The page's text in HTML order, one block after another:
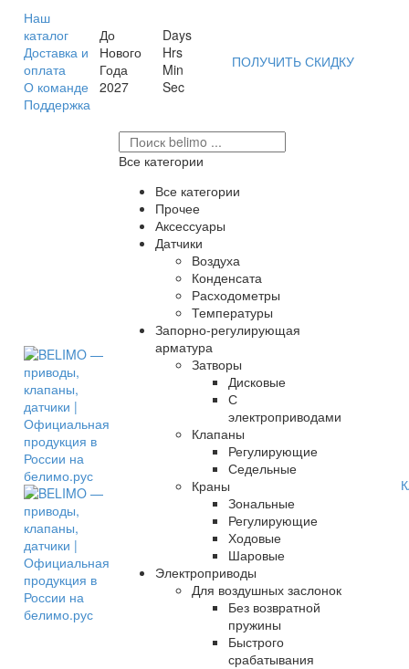
Наш
каталог
Доставка и
оплата
О команде
Поддержка
До
Нового
Года
2027
Days
Hrs
Min
Sec
ПОЛУЧИТЬ СКИДКУ
Все категории
Все категории
Прочее
Аксессуары
Датчики
Воздуха
Конденсата
Расходометры
Температуры
Запорно-регулирующая
арматура
Затворы
Дисковые
С
электроприводами
Клапаны
Регулирующие
Седельные
Краны
Зональные
Регулирующие
Ходовые
Шаровые
Электроприводы
Для воздушных заслонок
Без возвратной
пружины
Быстрого
срабатывания